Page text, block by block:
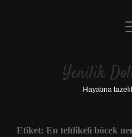
Yenilik
Hayatına
Etiket: En tehlikeli böcek